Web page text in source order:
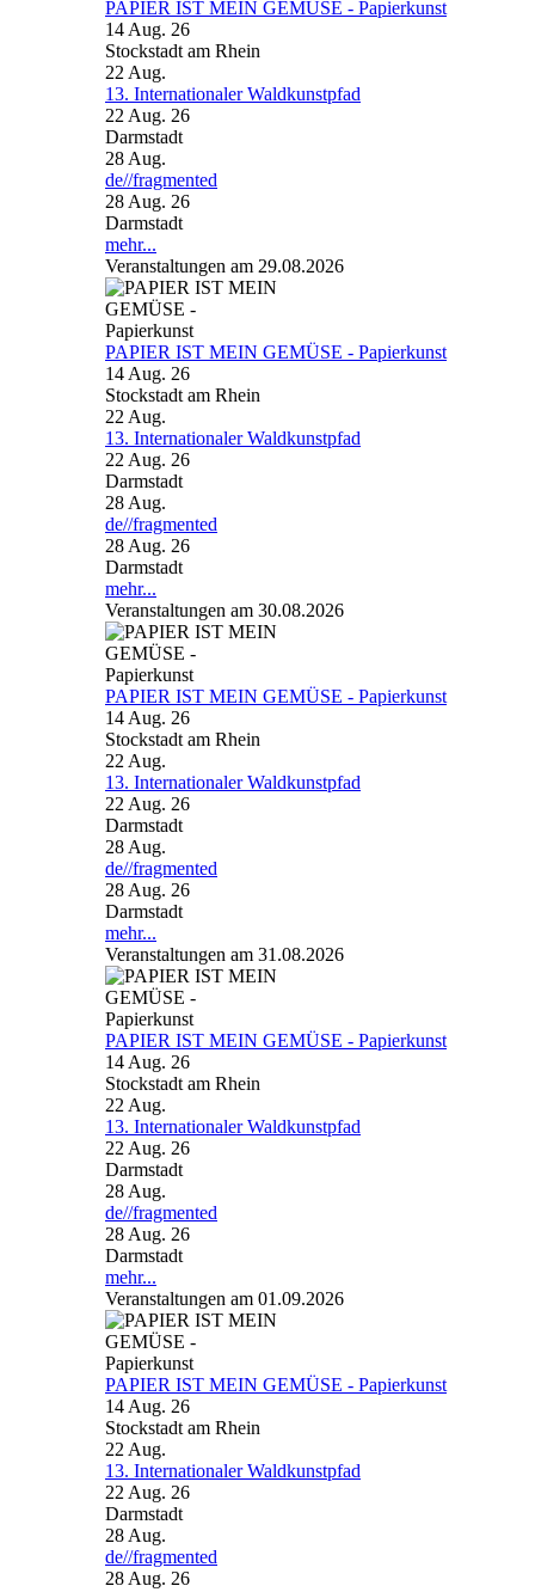
PAPIER IST MEIN GEMÜSE - Papierkunst
14 Aug. 26
Stockstadt am Rhein
22 Aug.
13. Internationaler Waldkunstpfad
22 Aug. 26
Darmstadt
28 Aug.
de//fragmented
28 Aug. 26
Darmstadt
mehr...
Veranstaltungen am 29.08.2026
PAPIER IST MEIN GEMÜSE - Papierkunst
14 Aug. 26
Stockstadt am Rhein
22 Aug.
13. Internationaler Waldkunstpfad
22 Aug. 26
Darmstadt
28 Aug.
de//fragmented
28 Aug. 26
Darmstadt
mehr...
Veranstaltungen am 30.08.2026
PAPIER IST MEIN GEMÜSE - Papierkunst
14 Aug. 26
Stockstadt am Rhein
22 Aug.
13. Internationaler Waldkunstpfad
22 Aug. 26
Darmstadt
28 Aug.
de//fragmented
28 Aug. 26
Darmstadt
mehr...
Veranstaltungen am 31.08.2026
PAPIER IST MEIN GEMÜSE - Papierkunst
14 Aug. 26
Stockstadt am Rhein
22 Aug.
13. Internationaler Waldkunstpfad
22 Aug. 26
Darmstadt
28 Aug.
de//fragmented
28 Aug. 26
Darmstadt
mehr...
Veranstaltungen am 01.09.2026
PAPIER IST MEIN GEMÜSE - Papierkunst
14 Aug. 26
Stockstadt am Rhein
22 Aug.
13. Internationaler Waldkunstpfad
22 Aug. 26
Darmstadt
28 Aug.
de//fragmented
28 Aug. 26